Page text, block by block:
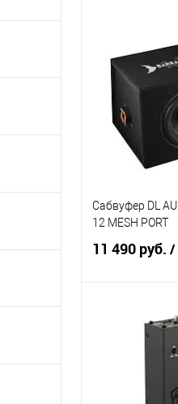
Сравнение
Сабвуфер DL
12 MESH PORT
11 490 руб. /
В